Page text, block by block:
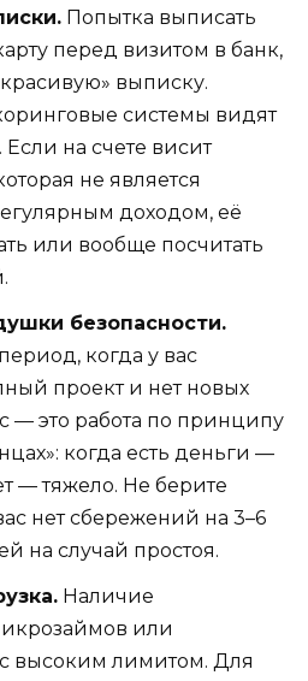
Попытка выписать
перед визитом в банк,
выписку.
системы видят
на счете висит
не является
доходом, её
или вообще посчитать
безопасности.
когда у вас
проект и нет новых
— это работа по принципу
когда есть деньги —
— тяжело. Не берите
нет сбережений на 3–6
на случай простоя.
Наличие
или
высоким лимитом. Для